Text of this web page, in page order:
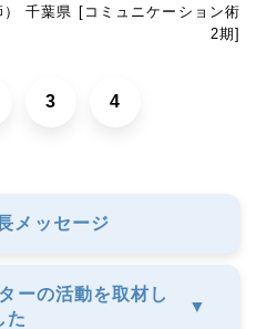
千葉県 [コミュニケーション術
2期]
3 4
メッセージ
ーの活動を取材し
た
▼